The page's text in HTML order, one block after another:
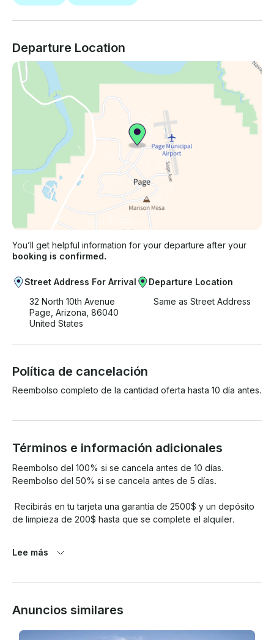
Departure Location
You’ll get helpful information for your departure after your
booking is confirmed.
Street Address For Arrival
32 North 10th Avenue
Page, Arizona, 86040
United States
Departure Location
Same as Street Address
Política de cancelación
Reembolso completo de la cantidad oferta hasta 10 día antes.
Términos e información adicionales
Reembolso del 100% si se cancela antes de 10 días.
Reembolso del 50% si se cancela antes de 5 días.
de limpieza de 200$ hasta que se complete el alquiler.
hasta el máximo de gasolina.
El arrendatario es responsable de todos los daños que sufra
Lee más
Anuncios similares